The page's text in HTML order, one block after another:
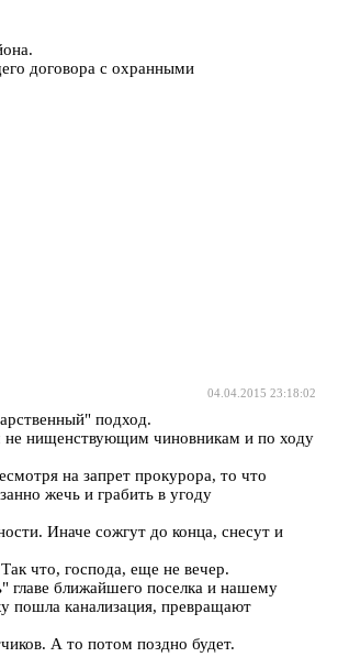
договора с охранными
04.04.2015 23:18:02
подход.
не нищенствующим чиновникам и по ходу
на запрет прокурора, то что
жечь и грабить в угоду
Иначе сожгут до конца, снесут и
что, господа, еще не вечер.
главе ближайшего поселка и нашему
пошла канализация, превращают
А то потом поздно будет.